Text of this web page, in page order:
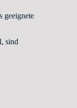
geeignete
sind